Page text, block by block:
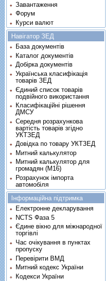
Завантаження
Форум
Курси валют
Навігатор ЗЕД
База документів
Каталог документів
Добірка документів
Українська класифікація
товарів ЗЕД
Єдиний список товарів
подвійного використання
Класифікаційні рішення
ДМСУ
Середня розрахункова
вартість товарів згідно
УКТЗЕД
Довідка по товару УКТЗЕД
Митний калькулятор
Митний калькулятор для
громадян (М16)
Розрахунок імпорта
автомобіля
Інформаційна підтримка
Електронне декларування
NCTS Фаза 5
Єдине вікно для міжнародної
торгівлі
Час очікування в пунктах
пропуску
Перевірити ВМД
Митний кодекс України
Кодекси України